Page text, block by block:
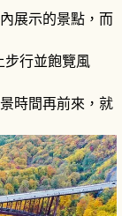
展示的景點，而
步行並飽覽風
時間再前來，就